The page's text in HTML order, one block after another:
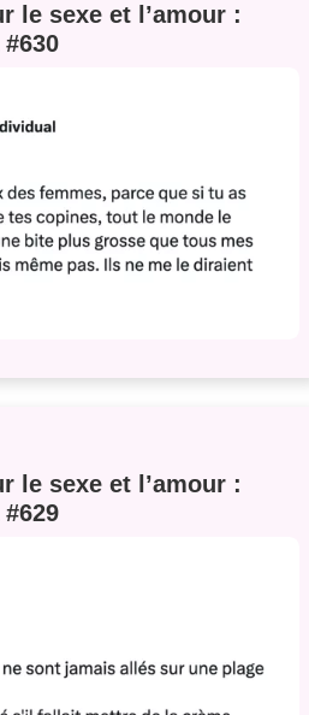
le sexe et l’amour :
le sexe et l’amour :